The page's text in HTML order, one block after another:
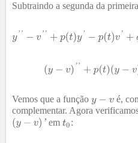
Subtraindo a segunda da
Vemos que a função
é,
complementar. Agora
em
: